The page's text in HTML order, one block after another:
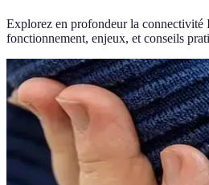
Explorez en profondeur la connectivité
fonctionnement, enjeux, et conseils